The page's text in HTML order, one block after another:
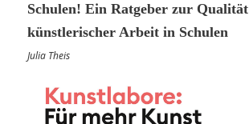
Schulen! Ein Ratgeber zur Qualität
künstlerischer Arbeit in Schulen
Julia Theis